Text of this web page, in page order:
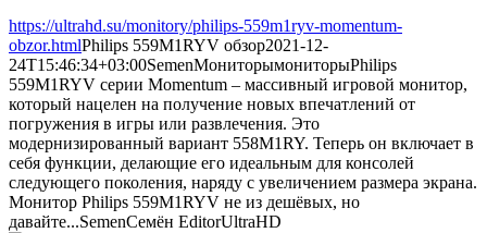
https://ultrahd.su/monitory/philips-559m1ryv-momentum-
obzor.htmlPhilips 559M1RYV обзор2021-12-
24T15:46:34+03:00SemenМониторымониторыPhilips
559M1RYV серии Momentum – массивный игровой монитор,
который нацелен на получение новых впечатлений от
погружения в игры или развлечения. Это
модернизированный вариант 558M1RY. Теперь он включает в
себя функции, делающие его идеальным для консолей
следующего поколения, наряду с увеличением размера экрана.
Монитор Philips 559M1RYV не из дешёвых, но
давайте...SemenСемён EditorUltraHD